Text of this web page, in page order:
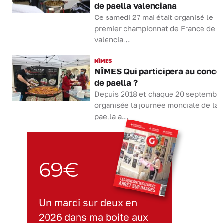
de paella valenciana
Ce samedi 27 mai était organisé le
premier championnat de France
valencia...
NÎMES
NÎMES Qui participera au
de paella ?
Depuis 2018 et chaque 20
organisée la journée mondiale de
paella a...
69€
Un mardi sur deux en
2026 dans ma boite aux